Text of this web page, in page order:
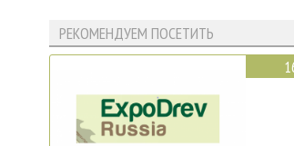
РЕКОМЕНДУЕМ ПОСЕТИТЬ